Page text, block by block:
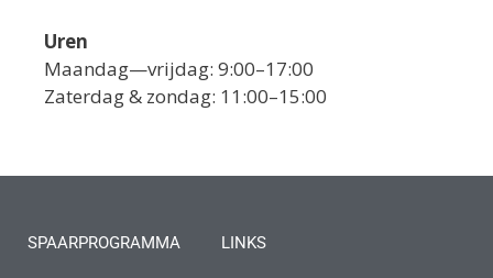
Uren
Maandag—vrijdag: 9:00–17:00
Zaterdag & zondag: 11:00–15:00
SPAARPROGRAMMA LINKS